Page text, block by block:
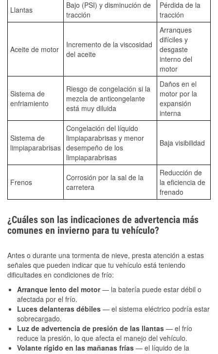
Llantas
Bajo (PSI) y disminución de
tracción
Pérdida de la
tracción
Aceite de motor
Incremento de la viscosidad
del aceite
Arranques
difíciles y
desgaste
interno del
motor
Sistema de
enfriamiento
Riesgo de congelación si la
mezcla de anticongelante
está muy diluida
Daños en el
motor por la
expansión
interna
Sistema de
limpiaparabrisas
Congelación del líquido
limpiaparabrisas y menor
desempeño de los
limpiaparabrisas
Baja visibilidad
Frenos
Corrosión por la sal de la
carretera
Reducción de
la eficiencia de
frenado
¿Cuáles son las indicaciones de advertencia más
comunes en invierno para tu vehículo?
Antes o durante una tormenta de nieve, presta atención a estas
señales que pueden indicar que tu vehículo está teniendo
dificultades en condiciones de frío:
Arranque lento del motor— la batería puede estar débil o
afectada por el frío.
Luces delanteras débiles — el sistema eléctrico podría estar
sobrecargado.
Luz de advertencia de presión de las llantas — el frío
reduce la presión, lo que afecta el manejo del vehículo.
Volante rígido en las mañanas frías — el líquido de la